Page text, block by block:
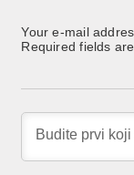
Your e-mail
Required fields